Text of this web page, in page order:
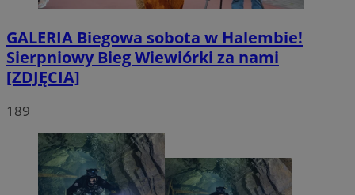
GALERIA Biegowa sobota w Halembie!
Sierpniowy Bieg Wiewiórki za nami
[ZDJĘCIA]
189